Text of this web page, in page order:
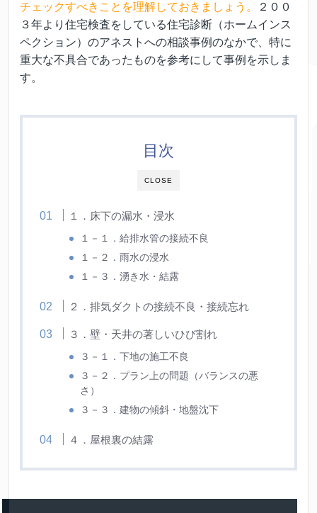
チェックすべきことを理解しておきましょう。
２００
３年より住宅検査をしている住宅診断（ホームインス
ペクション）のアネストへの相談事例のなかで、特に
重大な不具合であったものを参考にして事例を示しま
す。
CLOSE
目次
１．床下の漏水・浸水
１－１．給排水管の接続不良
１－２．雨水の浸水
１－３．湧き水・結露
２．排気ダクトの接続不良・接続忘れ
３．壁・天井の著しいひび割れ
３－１．下地の施工不良
３－２．プラン上の問題（バランスの悪
さ）
３－３．建物の傾斜・地盤沈下
４．屋根裏の結露